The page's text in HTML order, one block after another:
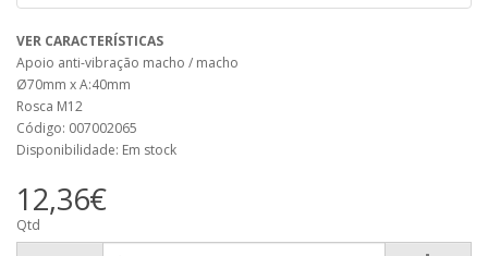
VER CARACTERÍSTICAS
Apoio anti-vibração macho / macho
Ø70mm x A:40mm
Rosca M12
Código: 007002065
Disponibilidade: Em stock
12,36€
Qtd